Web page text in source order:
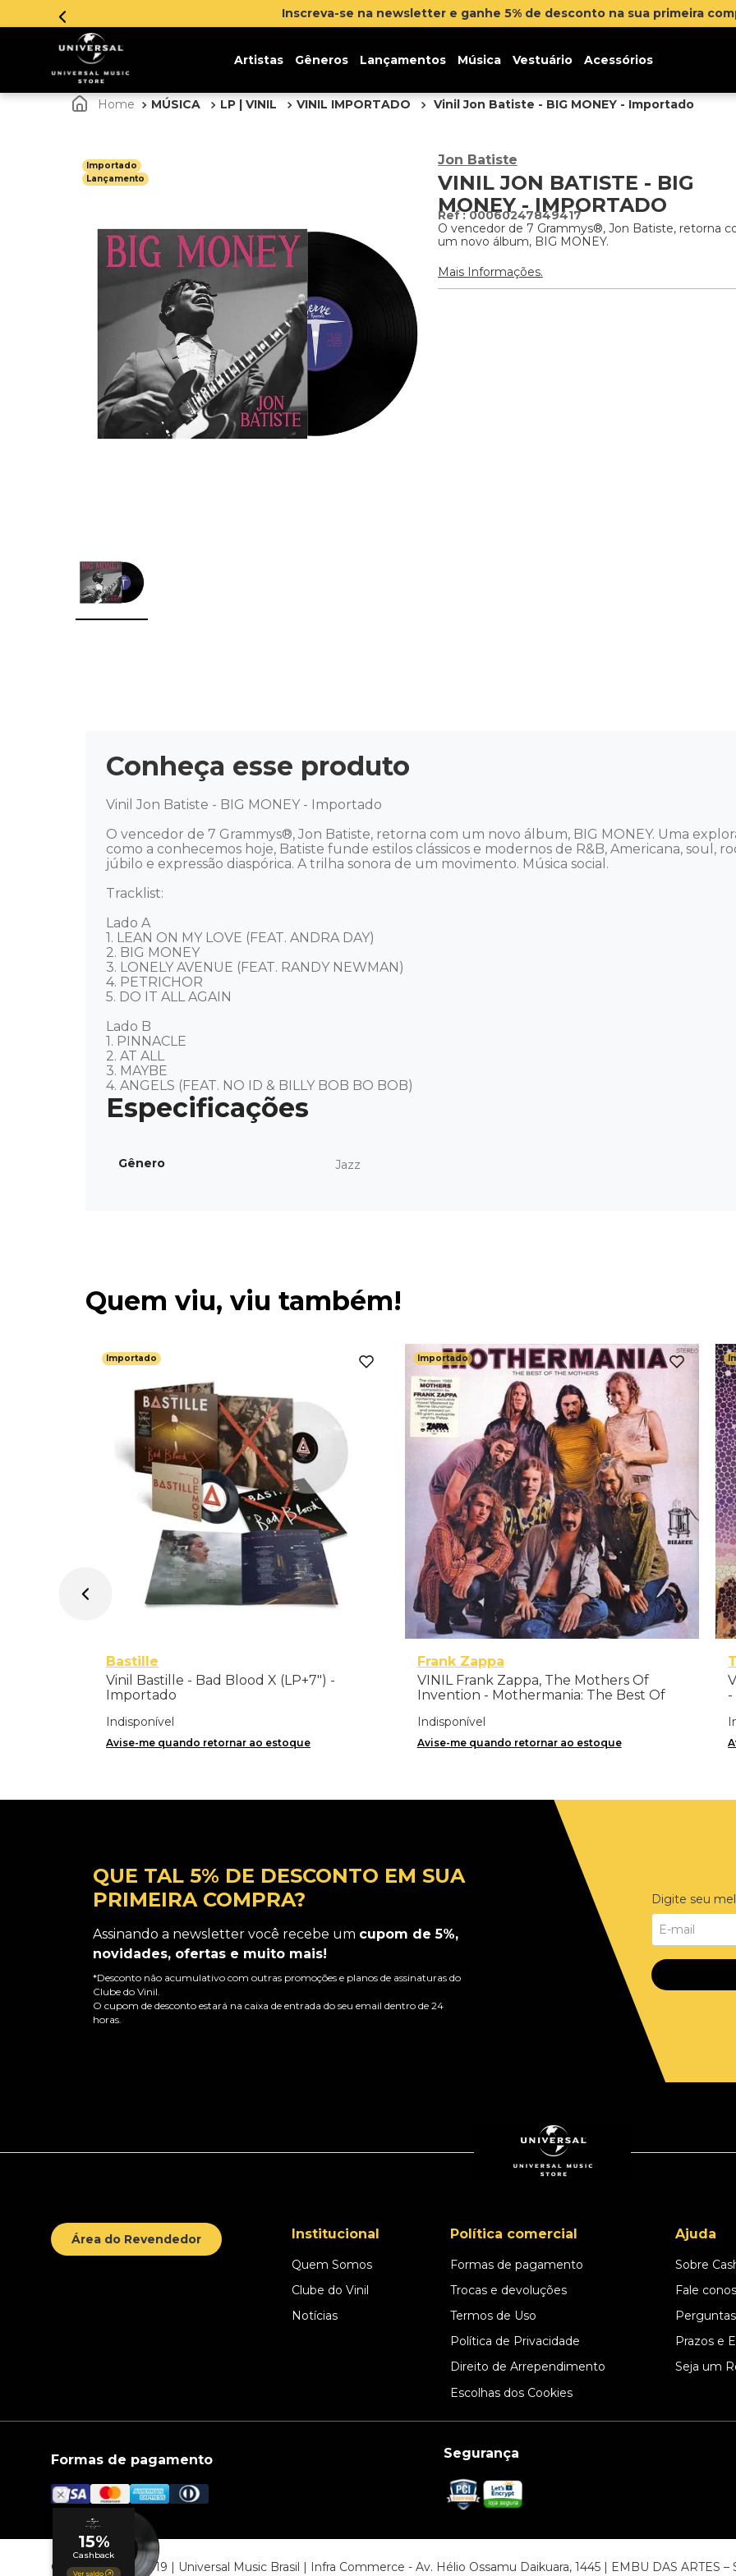
Inscreva-se na newsletter e ganhe 5% de desconto na sua primeira compraClique
Artistas Gêneros Lançamentos Música Vestuário Acessórios
MÚSICA LP | VINIL VINIL IMPORTADO Vinil Jon Batiste - BIG MONEY - Importado
Importado
Lançamento
Jon Batiste
VINIL JON BATISTE - BIG
MONEY - IMPORTADO
:00060247849417
O vencedor de 7 Grammys®, Jon Batiste, retorna
um novo álbum, BIG MONEY.
Mais Informações.
Conheça esse produto
Vinil Jon Batiste - BIG MONEY - Importado
O vencedor de 7 Grammys®, Jon Batiste, retorna com um novo álbum, BIG MONEY. Uma
como a conhecemos hoje, Batiste funde estilos clássicos e modernos de R&B, Americana, soul,
júbilo e expressão diaspórica. A trilha sonora de um movimento. Música social.
Tracklist:
Lado A
1. LEAN ON MY LOVE (FEAT. ANDRA DAY)
2. BIG MONEY
3. LONELY AVENUE (FEAT. RANDY NEWMAN)
4. PETRICHOR
5. DO IT ALL AGAIN
Lado B
1. PINNACLE
2. AT ALL
3. MAYBE
4. ANGELS (FEAT. NO ID & BILLY BOB BO BOB)
Gênero Jazz
Quem viu, viu também!
Importado
Bastille
Vinil Bastille - Bad Blood X (LP+7") -
Importado
Indisponível
Avise-me quando retornar ao estoque
Importado
Frank Zappa
VINIL Frank Zappa, The Mothers Of
Invention - Mothermania: The Best Of
Indisponível
Avise-me quando retornar ao estoque
QUE TAL 5% DE DESCONTO EM SUA
PRIMEIRA COMPRA?
Assinando a newsletter você recebe um cupom de 5%,
novidades, ofertas e muito mais!
*Desconto não acumulativo com outras promoções e planos de assinaturas do
Clube do Vinil.
O cupom de desconto estará na caixa de entrada do seu email dentro de 24
horas.
Digite seu
Área do Revendedor Institucional
Quem Somos
Clube do Vinil
Notícias
Política comercial
Formas de pagamento
Trocas e devoluções
Termos de Uso
Política de Privacidade
Direito de Arrependimento
Escolhas dos Cookies
Ajuda
Sobre
Fale
Prazos e
Seja um
Formas de pagamento Segurança
© COPYRIGHT 2019 | Universal Music Brasil | Infra Commerce - Av. Hélio Ossamu Daikuara, 1445 | EMBU DAS ARTES –